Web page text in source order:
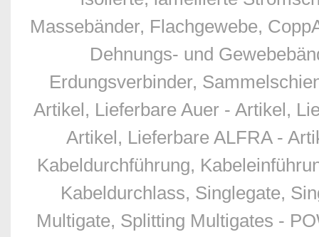
Massebänder, Flachgewebe,
Dehnungs- und
Erdungsverbinder,
Artikel, Lieferbare Auer - Artikel,
Artikel, Lieferbare ALFRA -
Kabeldurchführung,
Kabeldurchlass, Singlegate,
Multigate, Splitting Multigates -